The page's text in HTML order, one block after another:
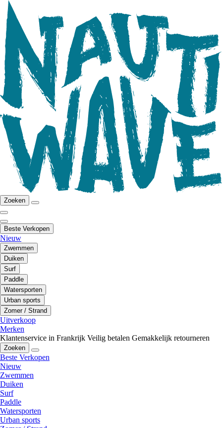
Zoeken
Beste Verkopen
Nieuw
Zwemmen
Duiken
Surf
Paddle
Watersporten
Urban sports
Zomer / Strand
Uitverkoop
Merken
Klantenservice in Frankrijk Veilig betalen Gemakkelijk retourneren
Zoeken
Beste Verkopen
Nieuw
Zwemmen
Duiken
Surf
Paddle
Watersporten
Urban sports